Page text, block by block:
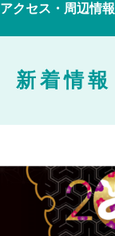
アクセス・周辺情報
新着情報